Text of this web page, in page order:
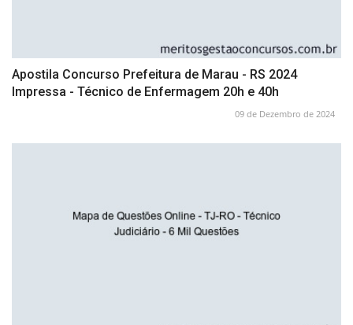
Apostila Concurso Prefeitura de Marau - RS 2024
Impressa - Técnico de Enfermagem 20h e 40h
09 de Dezembro de 2024